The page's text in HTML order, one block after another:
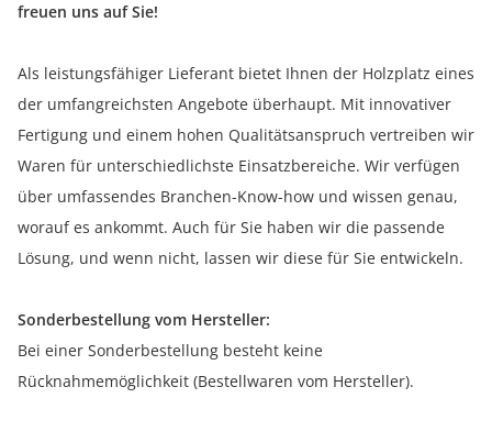
freuen uns auf Sie!
Als leistungsfähiger Lieferant bietet Ihnen der Holzplatz eines
der umfangreichsten Angebote überhaupt. Mit innovativer
Fertigung und einem hohen Qualitätsanspruch vertreiben wir
Waren für unterschiedlichste Einsatzbereiche. Wir verfügen
über umfassendes Branchen-Know-how und wissen genau,
worauf es ankommt. Auch für Sie haben wir die passende
Lösung, und wenn nicht, lassen wir diese für Sie entwickeln.
Sonderbestellung vom Hersteller:
Bei einer Sonderbestellung besteht keine
Rücknahmemöglichkeit (Bestellwaren vom Hersteller).